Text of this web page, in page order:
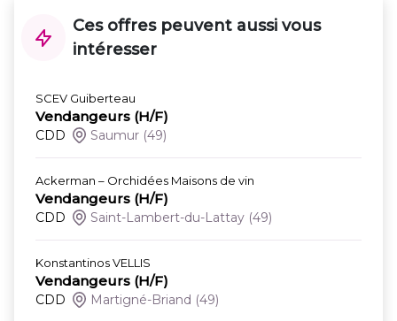
Ces offres peuvent aussi vous
intéresser
SCEV Guiberteau
Vendangeurs (H/F)
CDD Saumur (49)
Ackerman – Orchidées Maisons de vin
Vendangeurs (H/F)
CDD Saint-Lambert-du-Lattay (49)
Konstantinos VELLIS
Vendangeurs (H/F)
CDD Martigné-Briand (49)